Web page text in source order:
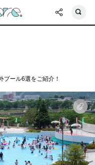
プール6選をご紹介！